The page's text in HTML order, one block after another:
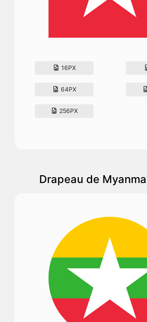
16PX
64PX
256PX
Drapeau de